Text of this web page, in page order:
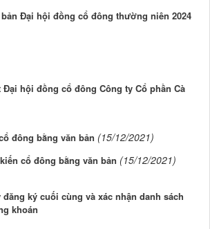
Đại hội đồng cổ đông thường niên 2024
hội đồng cổ đông Công ty Cổ phần Cà
đông bằng văn bản (15/12/2021)
cổ đông bằng văn bản (15/12/2021)
ký cuối cùng và xác nhận danh sách
khoán